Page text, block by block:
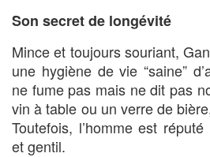
Son secret de longévité
Mince et toujours souriant,
une hygiène de vie “saine”
ne fume pas mais ne dit pas
vin à table ou un verre de
Toutefois, l’homme est
et gentil.